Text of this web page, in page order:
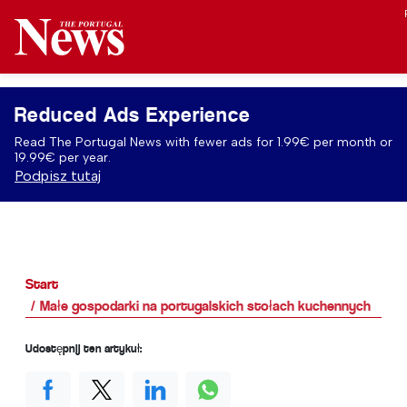
Reduced Ads Experience
Read The Portugal News with fewer ads for 1.99€ per month or
19.99€ per year.
Podpisz tutaj
Start
Małe gospodarki na portugalskich stołach kuchennych
Udostępnij ten artykuł: